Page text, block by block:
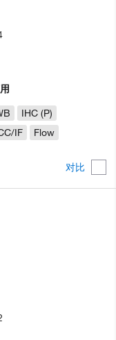
对比
IHC (P)
IF
Flow